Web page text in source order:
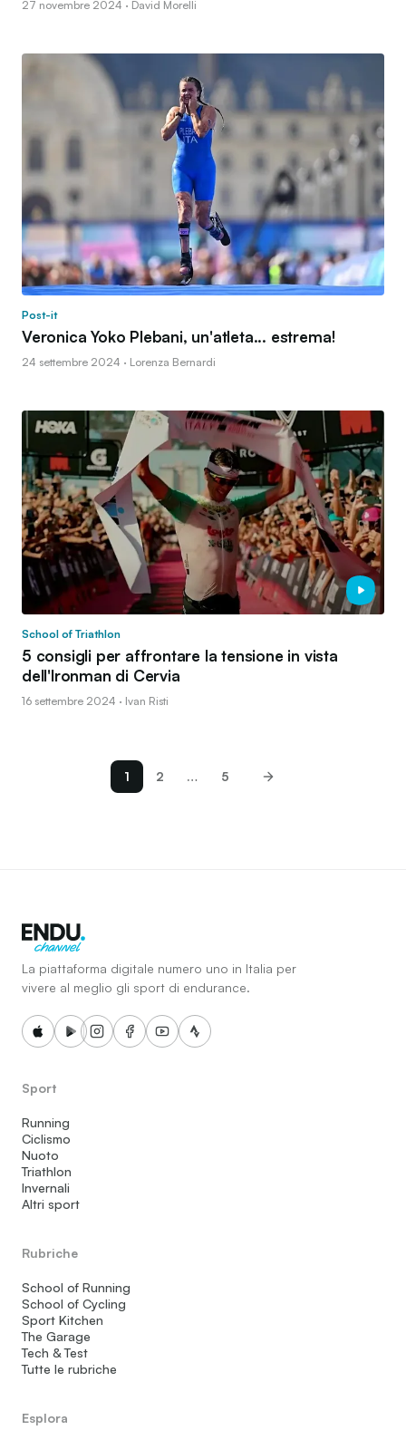
27 novembre 2024 · David Morelli
Post-it
Veronica Yoko Plebani, un'atleta... estrema!
24 settembre 2024 · Lorenza Bernardi
School of Triathlon
5 consigli per affrontare la tensione in vista
dell'Ironman di Cervia
16 settembre 2024 · Ivan Risti
1 2 … 5
La piattaforma digitale numero uno in Italia per
vivere al meglio gli sport di endurance.
Sport
Running
Ciclismo
Nuoto
Triathlon
Invernali
Altri sport
Rubriche
School of Running
School of Cycling
Sport Kitchen
The Garage
Tech & Test
Tutte le rubriche
Esplora